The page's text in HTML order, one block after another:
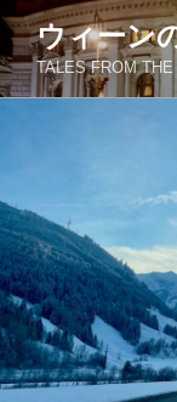
コ
ン
テ
ン
キ
ッ
プ
ウィーン
TALES FROM